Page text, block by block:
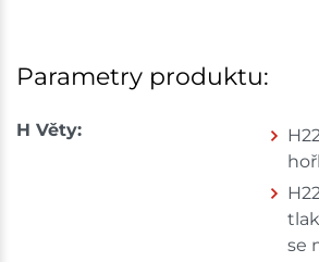
Parametry produktu:
H Věty:
se